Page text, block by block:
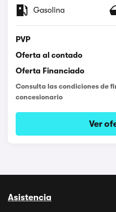
Gasolina
PVP
Oferta al contado
Oferta Financiado
Consulta las condiciones de
concesionario
Ver
Asistencia